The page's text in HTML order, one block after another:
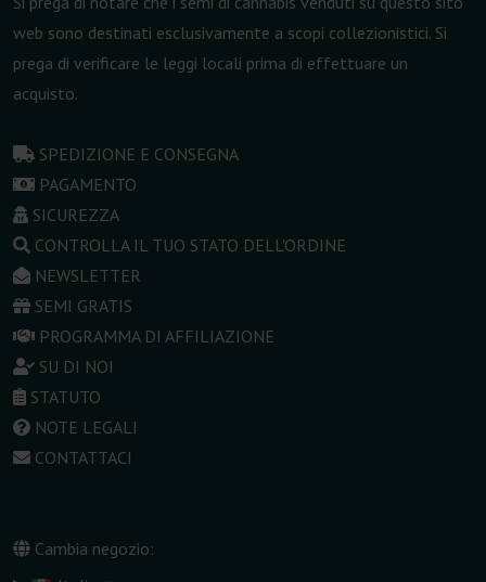
web sono destinati esclusivamente a scopi collezionistici. Si
prega di verificare le leggi locali prima di effettuare un
acquisto.
SPEDIZIONE E CONSEGNA
PAGAMENTO
SICUREZZA
CONTROLLA IL TUO STATO DELL'ORDINE
NEWSLETTER
SEMI GRATIS
PROGRAMMA DI AFFILIAZIONE
SU DI NOI
STATUTO
NOTE LEGALI
CONTATTACI
Cambia negozio: